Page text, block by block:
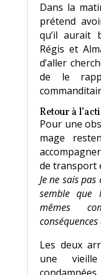
Dans la
prétend
qu’il aurait
Régis et
d’aller
de le
Retour à
Pour une
mage
de transport
Je ne sais
semble que
mêmes
Les deux
une